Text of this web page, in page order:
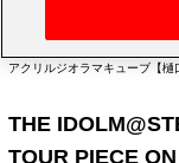
ASOBI STORE TOP
ゲーム
ア
アクリルジオラマキューブ【樋
THE
TOUR PIECE